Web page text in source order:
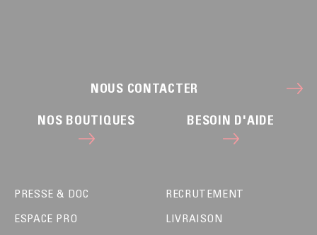
NOUS CONTACTER
NOS BOUTIQUES BESOIN D'AIDE
PRESSE & DOC
ESPACE PRO
RECRUTEMENT
LIVRAISON